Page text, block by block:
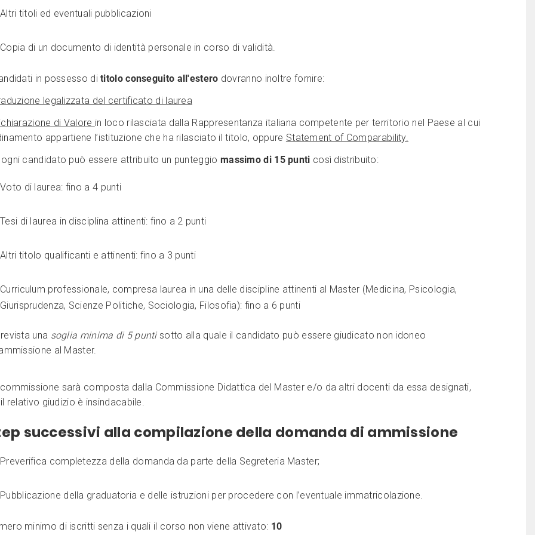
Altri titoli ed eventuali pubblicazioni
Copia di un documento di identità personale in corso di validità.
in possesso dititolo conseguito all'estero dovranno inoltre fornire:
legalizzata del certificato di laurea
di Valore in loco rilasciata dalla Rappresentanza italiana competente per territorio nel Paese al cui
appartiene l’istituzione che ha rilasciato il titolo, oppure Statement of Comparability.
candidato può essere attribuito un punteggio massimo di 15 punti così distribuito:
Voto di laurea: fino a 4 punti
Tesi di laurea in disciplina attinenti: fino a 2 punti
Altri titolo qualificanti e attinenti: fino a 3 punti
Curriculum professionale, compresa laurea in una delle discipline attinenti al Master (Medicina, Psicologia,
Giurisprudenza, Scienze Politiche, Sociologia, Filosofia): fino a 6 punti
una soglia minima di 5 punti sotto alla quale il candidato può essere giudicato non idoneo
al Master.
sarà composta dalla Commissione Didattica del Master e/o da altri docenti da essa designati,
relativo giudizio è insindacabile.
successivi alla compilazione della domanda di ammissione
Preverifica completezza della domanda da parte della Segreteria Master;
Pubblicazione della graduatoria e delle istruzioni per procedere con l’eventuale immatricolazione.
minimo di iscritti senza i quali il corso non viene attivato: 10